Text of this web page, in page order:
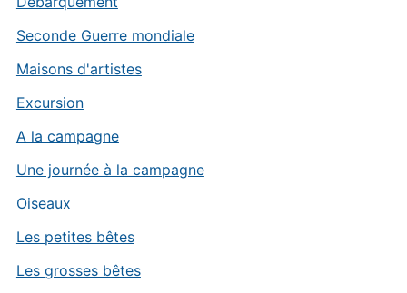
Seconde Guerre mondiale
Maisons d'artistes
Excursion
A la campagne
Une journée à la campagne
Oiseaux
Les petites bêtes
Les grosses bêtes